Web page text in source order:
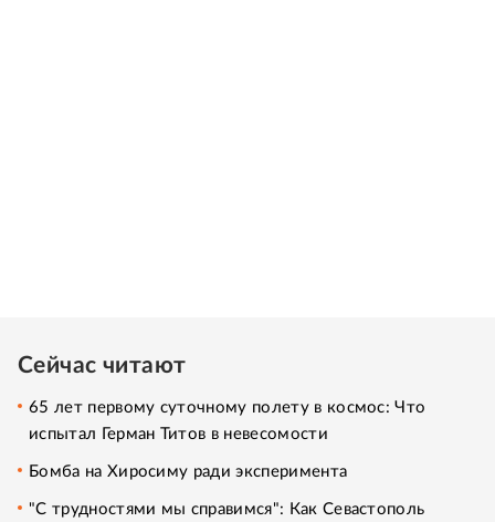
Сейчас читают
65 лет первому суточному полету в космос: Что
испытал Герман Титов в невесомости
Бомба на Хиросиму ради эксперимента
"С трудностями мы справимся": Как Севастополь